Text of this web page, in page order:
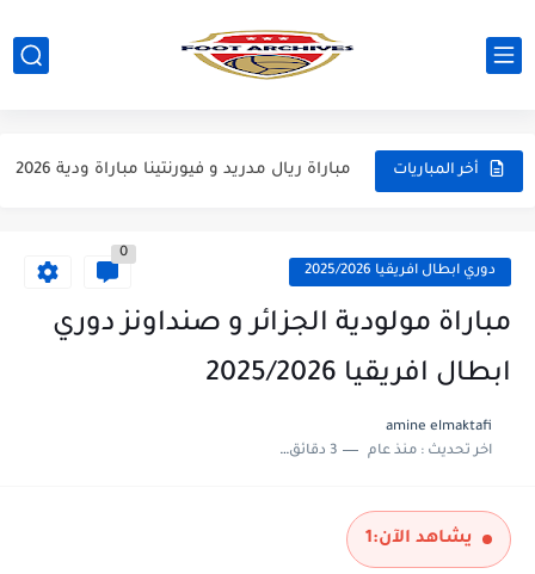
أخر المباريات
مباراة مانشستر يونايتد و اتلتيكو مدريد مباراة ودية 2026
مباراة ريال مدريد و فيورنتينا مباراة ودية 2026
مباراة برشلونة و بيرمنغهام مباراة ودية 2026
مباراة سيلتيك و ميلان مباراة ودية 2026
دوري ابطال افريقيا 2025/2026
0
مباراة مولودية الجزائر و صنداونز دوري
ابطال افريقيا 2025/2026
amine elmaktafi
اخر تحديث :منذ عام 3 دقائق للقراءة
يشاهد الآن:1